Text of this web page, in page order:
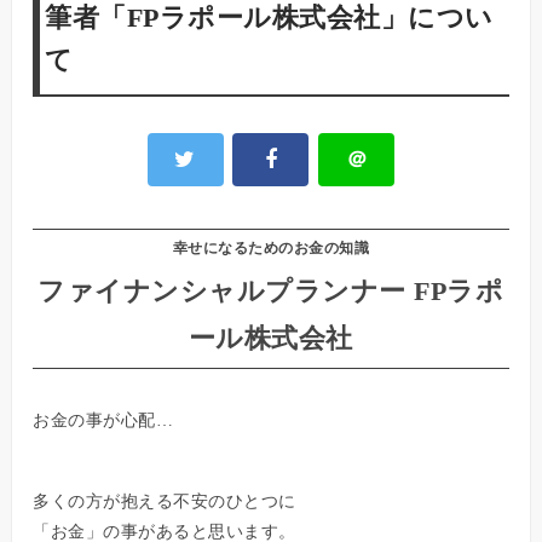
筆者「FPラポール株式会社」につい
て
＠
幸せになるためのお金の知識
ファイナンシャルプランナー FPラポ
ール株式会社
お金の事が心配…
多くの方が抱える不安のひとつに
「お金」の事があると思います。